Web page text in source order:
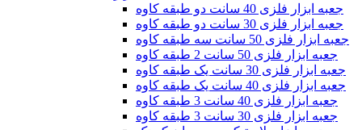
جعبه ابزار فلزی 40 سانت دو طبقه کاوه
جعبه ابزار فلزی 30 سانت دو طبقه کاوه
جعبه ابزار فلزی 50 سانت سه طبقه کاوه
جعبه ابزار فلزی 50 سانت 2 طبقه کاوه
جعبه ابزار فلزی 30 سانت یک طبقه کاوه
جعبه ابزار فلزی 40 سانت یک طبقه کاوه
جعبه ابزار فلزی 40 سانت 3 طبقه کاوه
جعبه ابزار فلزی 30 سانت 3 طبقه کاوه